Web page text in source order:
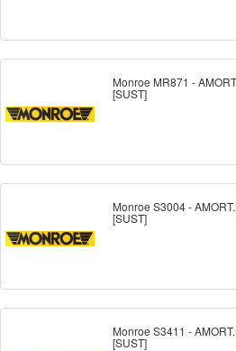
Monroe MR871 -
[SUST]
Monroe S3004 -
[SUST]
Monroe S3411 -
[SUST]